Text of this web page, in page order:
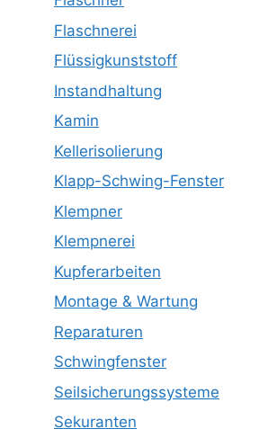
Flaschnerei
Flüssigkunststoff
Instandhaltung
Kamin
Kellerisolierung
Klapp-Schwing-Fenster
Klempner
Klempnerei
Kupferarbeiten
Montage & Wartung
Reparaturen
Schwingfenster
Seilsicherungssysteme
Sekuranten